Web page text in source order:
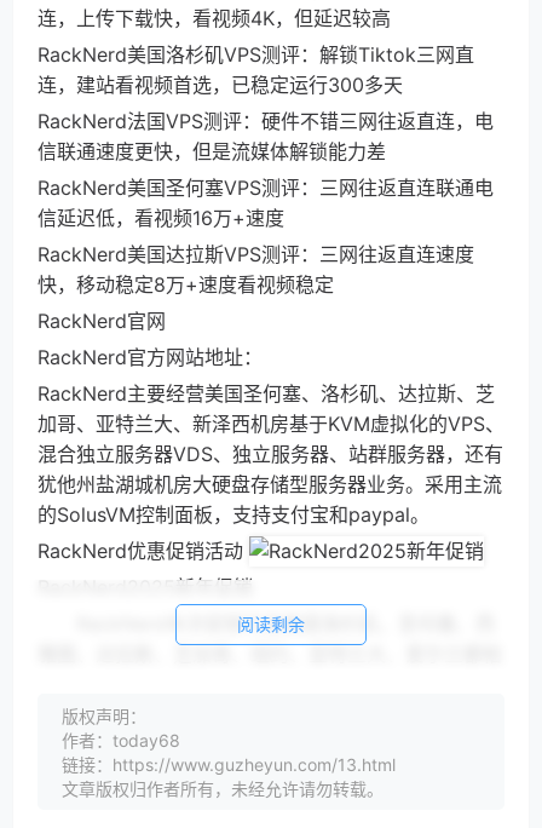
连，上传下载快，看视频4K，但延迟较高
RackNerd美国洛杉矶VPS测评：解锁Tiktok三网直
连，建站看视频首选，已稳定运行300多天
RackNerd法国VPS测评：硬件不错三网往返直连，电
信联通速度更快，但是流媒体解锁能力差
RackNerd美国圣何塞VPS测评：三网往返直连联通电
信延迟低，看视频16万+速度
RackNerd美国达拉斯VPS测评：三网往返直连速度
快，移动稳定8万+速度看视频稳定
RackNerd官网
RackNerd官方网站地址：
RackNerd主要经营美国圣何塞、洛杉矶、达拉斯、芝
加哥、亚特兰大、新泽西机房基于KVM虚拟化的VPS、
混合独立服务器VDS、独立服务器、站群服务器，还有
犹他州盐湖城机房大硬盘存储型服务器业务。采用主流
的SolusVM控制面板，支持支付宝和paypal。
RackNerd优惠促销活动
RackNerd2025新年促销
RackNerd本次促销可选美国洛杉矶、圣何塞、西
了，无需优惠码直接入手，全部1个IPv4，1Gbps带
宽，KVM虚拟化：
CPU 内存 硬盘 流量 价格 购买地址 1核 1G 24GB
阅读剩余
版权声明：
作者：today68
链接：https://www.guzheyun.com/13.html
文章版权归作者所有，未经允许请勿转载。